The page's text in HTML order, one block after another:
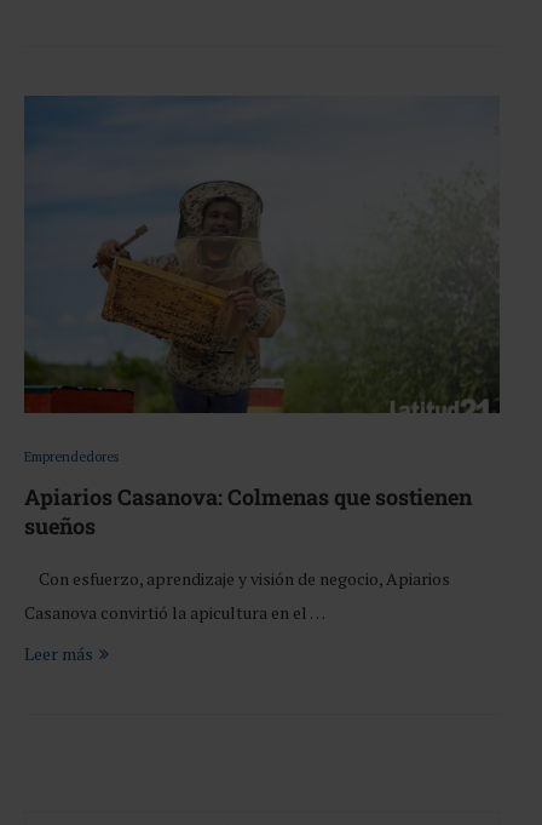
Emprendedores
Apiarios Casanova: Colmenas que sostienen
sueños
Con esfuerzo, aprendizaje y visión de negocio, Apiarios
Casanova convirtió la apicultura en el …
Leer más